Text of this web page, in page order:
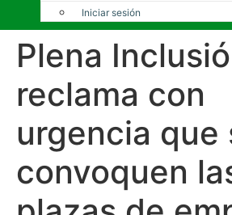
Iniciar sesión
Plena
reclama con
urgencia que
convoquen